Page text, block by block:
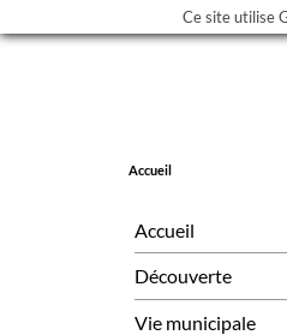
Ce site utilise
Accueil
Accueil
Découverte
Vie municipale